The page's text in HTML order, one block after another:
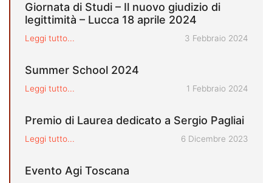
Giornata di Studi – Il nuovo giudizio di
legittimità – Lucca 18 aprile 2024
Leggi tutto... Pubblicato il
3 Febbraio 2024
Summer School 2024
Leggi tutto... Pubblicato il
1 Febbraio 2024
Premio di Laurea dedicato a Sergio Pagliai
Leggi tutto... Pubblicato il
6 Dicembre 2023
Evento Agi Toscana